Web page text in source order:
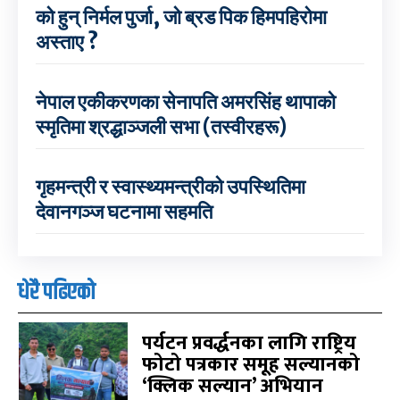
को हुन् निर्मल पुर्जा, जो ब्रड पिक हिमपहिरोमा
अस्ताए ?
नेपाल एकीकरणका सेनापति अमरसिंह थापाको
स्मृतिमा श्रद्धाञ्जली सभा (तस्वीरहरू)
गृहमन्त्री र स्वास्थ्यमन्त्रीको उपस्थितिमा
देवानगञ्ज घटनामा सहमति
धेरै पढिएको
पर्यटन प्रवर्द्धनका लागि राष्ट्रिय
फोटो पत्रकार समूह सल्यानको
‘क्लिक सल्यान’ अभियान